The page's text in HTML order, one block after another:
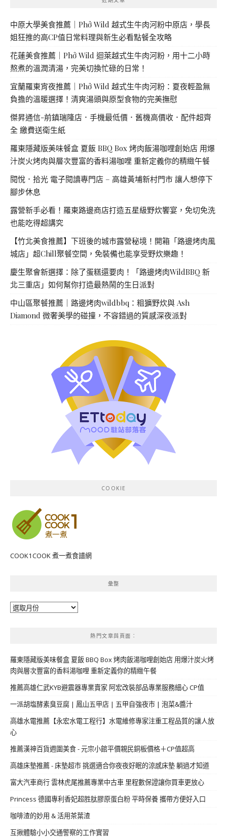
中原大學美食推薦｜Phở Wild 越式生牛肉河粉中原店，學長
姐狂推的高CP值日常料理與新生必看點餐全攻略
花蓮美食推薦｜Phở Wild 迴萊越式生牛肉河粉，用十二小時
熬煮的溫潤清湯，完美切換忙碌的日常！
宜蘭羅東宵夜推薦｜Phở Wild 越式生牛肉河粉：夏夜輕盈無
負擔的溫暖選擇！清爽湯頭與原型食物的完美撫慰
傑昇通信-前鎮瑞隆店．手機最低價．舊機高價收．配件超齊
全 繳費送衛生紙
羅東隱藏版美味餐盒 夏飯 BBQ Box 烤肉飯湯咖哩創始店 用爆
汁炭火烤肉與層次豐富的香料湯咖哩 重新定義你的精緻午餐
閱悅．拾光 電子閱讀專門店 – 高雄黃埔新村門市 讓人想停下
腳步休息
露營新手必看！羅東路邊商店打造五星級野炊饗宴，免切免洗
也能吃得超講究
【竹北美食推薦】下班後的城市露營秘境！開箱「路邊烤肉風
城店」超Chill聚餐空間，免裝備也能享受野炊樂趣！
慶生聚會新選擇：除了蛋糕還要肉！「路邊烤肉WildBBQ 新
北三重店」如何幫你打造最熱鬧的生日派對
中山區聚餐推薦｜路邊烤肉wildbbq：粗獷野炊與 Ash
Diamond 微奢美學的碰撞，不容錯過的質感深夜派對
COOKIE
COOK1COOK 煮一煮食譜網
彙整
彙
熱門文章與頁面︰
羅東隱藏版美味餐盒 夏飯 BBQ Box 烤肉飯湯咖哩創始店 用爆汁炭火烤
肉與層次豐富的香料湯咖哩 重新定義你的精緻午餐
推薦高雄仁武KYB避震器專業賣家 阿宏改裝部品專業服務細心 CP值
一派胡塩酵素臭豆腐 | 鳳山五甲店 | 五甲自強夜市 | 泡菜&醬汁
高雄水電推薦【永宏水電工程行】水電維修專家注重工程品質的讓人放
心
推薦漢神百貨週圍美食 - 元宗小館平價親民銅板價格＋CP值超高
高雄床墊推薦 - 床墊超市 挑選適合你夜夜好眠的涼感床墊 躺過才知道
富大汽車商行 雲林虎尾推薦專業中古車 里程數保證讓你買車更放心
Princess 德國專利香妃超胜肽膠原蛋白粉 平時保養 攜帶方便好入口
咖啡渣的妙用 & 活用茶葉渣
互揪體驗小小交通警察的工作實習